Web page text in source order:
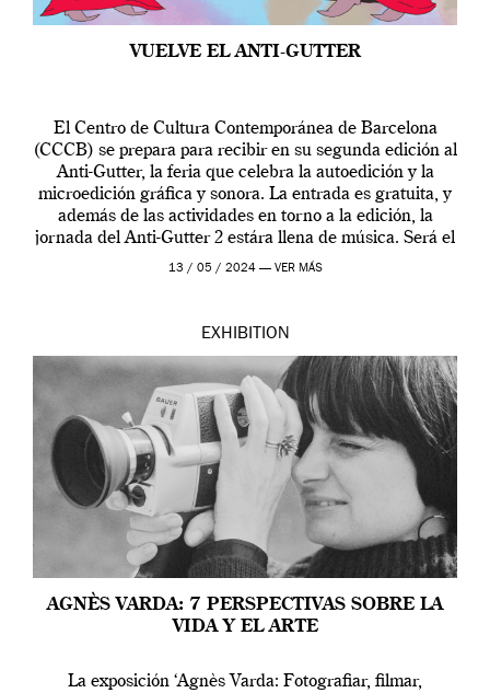
VUELVE EL ANTI-GUTTER
El Centro de Cultura Contemporánea de Barcelona
(CCCB) se prepara para recibir en su segunda edición al
Anti-Gutter, la feria que celebra la autoedición y la
microedición gráfica y sonora. La entrada es gratuita, y
además de las actividades en torno a la edición, la
jornada del Anti-Gutter 2 estára llena de música. Será el
[…]
13 / 05 / 2024 — VER MÁS
EXHIBITION
AGNÈS VARDA: 7 PERSPECTIVAS SOBRE LA
VIDA Y EL ARTE
La exposición ‘Agnès Varda: Fotografiar, filmar,